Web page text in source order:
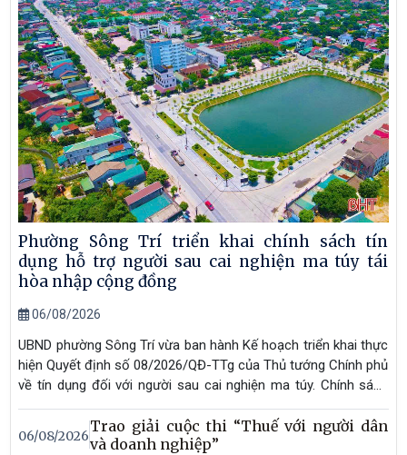
Phường Sông Trí triển khai chính sách tín
dụng hỗ trợ người sau cai nghiện ma túy tái
hòa nhập cộng đồng
06/08/2026
UBND phường Sông Trí vừa ban hành Kế hoạch triển khai thực
hiện Quyết định số 08/2026/QĐ-TTg của Thủ tướng Chính phủ
về tín dụng đối với người sau cai nghiện ma túy. Chính sách
nhằm tạo điều kiện để người sau cai nghiện tiếp cận nguồn
vốn ưu đãi, học nghề, tạo việc làm, phát triển sản xuất, kinh
doanh, từng bước ổn định cuộc sống và tái hòa nhập cộng
06/08/2026
Trao giải cuộc thi “Thuế với người dân
và doanh nghiệp”